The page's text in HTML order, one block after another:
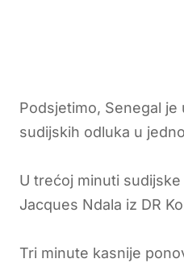
Podsjetimo, Senegal
sudijskih odluka u
U trećoj minuti
Jacques Ndala iz DR
Tri minute kasnije